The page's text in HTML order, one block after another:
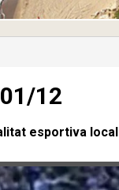
12
esportiva local